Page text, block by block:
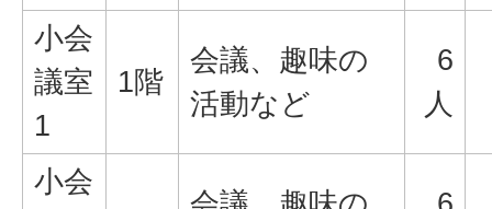
小会
議室
1
1階
会議、趣味の
活動など
6
人
小会